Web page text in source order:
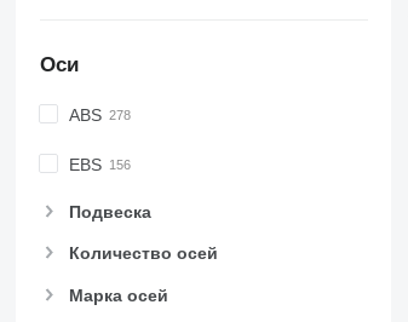
Оси
ABS
EBS
Подвеска
Количество осей
Марка осей